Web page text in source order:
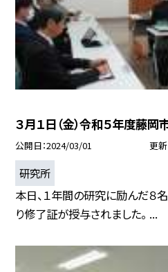
３月１日（金）令和５年度藤
公開日 2024/03/01 更
研究所
本日、１年間の研究に励んだ８
り修了証が授与されました。 ...